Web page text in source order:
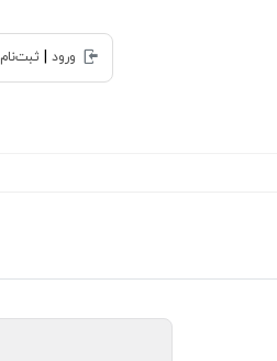
ورود
ثبت‌نام